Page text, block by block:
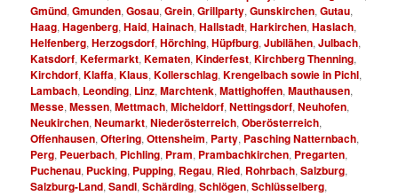
Gmünd,Gmunden,Gosau,Grein,Grillparty,Gunskirchen,Gutau,
Haag,Hagenberg,Haid,Hainach,Hallstadt,Harkirchen,Haslach,
Helfenberg,Herzogsdorf,Hörching,Hüpfburg,Jubilähen,Julbach,
Katsdorf,Kefermarkt,Kematen,Kinderfest,Kirchberg Thenning,
Kirchdorf,Klaffa,Klaus,Kollerschlag,Krengelbach sowie in Pichl,
Lambach, Leonding, Linz,Marchtenk,Mattighoffen,Mauthausen,
Messe,Messen,Mettmach,Micheldorf,Nettingsdorf,Neuhofen,
Neukirchen,Neumarkt,Niederösterreich,Oberösterreich,
Offenhausen,Oftering,Ottensheim, Party, Pasching Natternbach,
Perg, Peuerbach, Pichling, Pram, Prambachkirchen, Pregarten,
Puchenau, Pucking, Pupping, Regau, Ried, Rohrbach,Salzburg,
Salzburg-Land,Sandl,Schärding,Schlögen,Schlüsselberg,